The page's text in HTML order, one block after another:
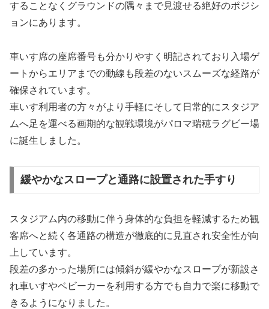
することなくグラウンドの隅々まで見渡せる絶好のポジシ
ョンにあります。
車いす席の座席番号も分かりやすく明記されており入場ゲ
ートからエリアまでの動線も段差のないスムーズな経路が
確保されています。
車いす利用者の方々がより手軽にそして日常的にスタジア
ムへ足を運べる画期的な観戦環境がパロマ瑞穂ラグビー場
に誕生しました。
緩やかなスロープと通路に設置された手すり
スタジアム内の移動に伴う身体的な負担を軽減するため観
客席へと続く各通路の構造が徹底的に見直され安全性が向
上しています。
段差の多かった場所には傾斜が緩やかなスロープが新設さ
れ車いすやベビーカーを利用する方でも自力で楽に移動で
きるようになりました。